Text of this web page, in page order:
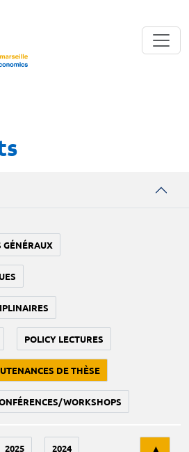
GÉNÉRAUX
POLICY LECTURES
DE THÈSE
WORKSHOPS
2025 2024 ▲